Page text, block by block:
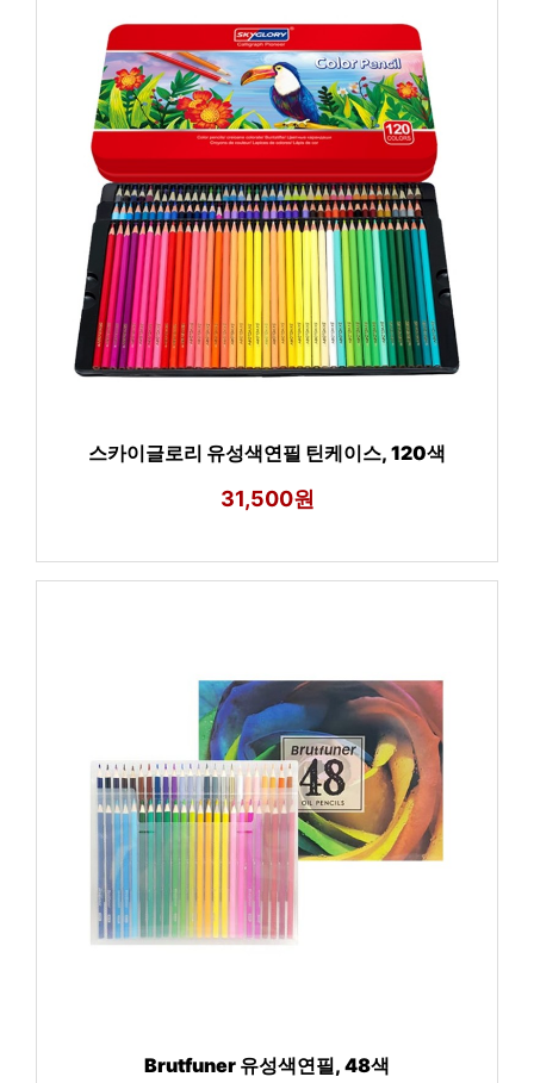
스카이글로리 유성색연필 틴케이스, 120색
31,500원
Brutfuner 유성색연필, 48색